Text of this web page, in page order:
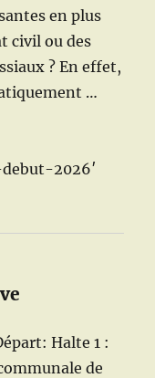
en plus
civil ou des
? En effet,
…
2026′
Halte 1 :
de